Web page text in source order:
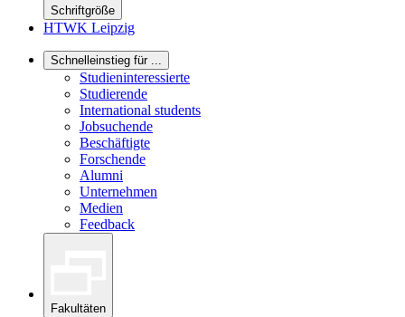
Schriftgröße
HTWK Leipzig
Schnelleinstieg für ...
Studieninteressierte
Studierende
International students
Jobsuchende
Beschäftigte
Forschende
Alumni
Unternehmen
Medien
Feedback
Fakultäten